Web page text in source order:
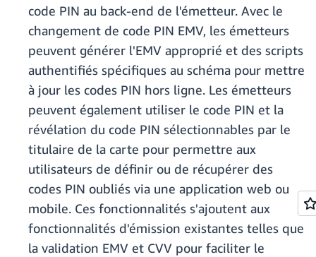
code PIN au back-end de l'émetteur. Avec le
changement de code PIN EMV, les émetteurs
peuvent générer l'EMV approprié et des scripts
authentifiés spécifiques au schéma pour mettre
à jour les codes PIN hors ligne. Les émetteurs
peuvent également utiliser le code PIN et la
révélation du code PIN sélectionnables par le
titulaire de la carte pour permettre aux
utilisateurs de définir ou de récupérer des
codes PIN oubliés via une application web ou
mobile. Ces fonctionnalités s'ajoutent aux
fonctionnalités d'émission existantes telles que
la validation EMV et CVV pour faciliter le